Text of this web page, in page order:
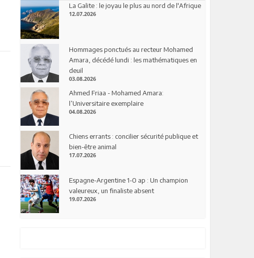
La Galite : le joyau le plus au nord de l'Afrique
12.07.2026
Hommages ponctués au recteur Mohamed
Amara, décédé lundi : les mathématiques en
deuil
03.08.2026
Ahmed Friaa - Mohamed Amara:
l’Universitaire exemplaire
04.08.2026
Chiens errants : concilier sécurité publique et
bien-être animal
17.07.2026
Espagne-Argentine 1-0 ap : Un champion
valeureux, un finaliste absent
19.07.2026